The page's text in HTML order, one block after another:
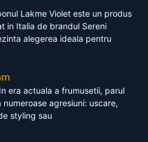
Lakme Violet este un produs
in Italia de brandul Sereni
alegerea ideala pentru
era actuala a frumusetii, parul
agresiuni: uscare,
styling sau